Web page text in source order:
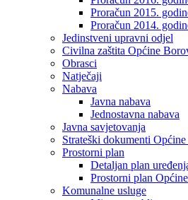
Proračun 2015.
Proračun 2014.
Jedinstveni upravni odjel
Civilna zaštita Općine
Obrasci
Natječaji
Nabava
Javna nabava
Jednostavna nabava
Javna savjetovanja
Strateški dokumenti
Prostorni plan
Detaljan plan
Prostorni plan
Komunalne usluge